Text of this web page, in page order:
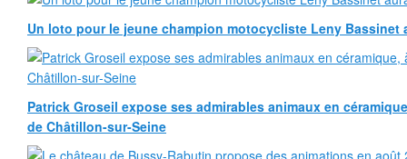
Un loto pour le jeune champion motocycliste Leny Bassinet
Patrick Groseil expose ses admirables animaux en
de Châtillon-sur-Seine